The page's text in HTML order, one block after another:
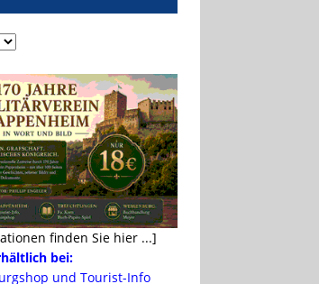
finden Sie hier ...]
bei:
und Tourist-Info